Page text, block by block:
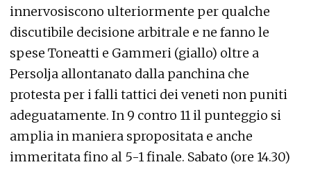
innervosiscono ulteriormente per qualche
discutibile decisione arbitrale e ne fanno le
spese Toneatti e Gammeri (giallo) oltre a
Persolja allontanato dalla panchina che
protesta per i falli tattici dei veneti non puniti
adeguatamente. In 9 contro 11 il punteggio si
amplia in maniera spropositata e anche
immeritata fino al 5-1 finale. Sabato (ore 14.30)